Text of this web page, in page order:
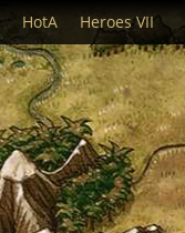
HotA Heroes VII